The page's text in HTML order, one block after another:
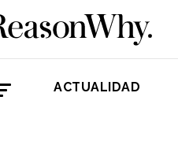
ACTUALIDAD